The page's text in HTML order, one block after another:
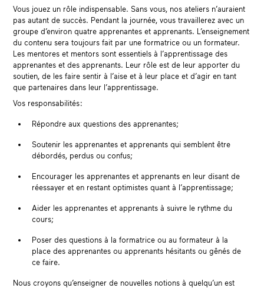
Vous jouez un rôle indispensable. Sans vous, nos ateliers n’auraient
pas autant de succès. Pendant la journée, vous travaillerez avec un
groupe d’environ quatre apprenantes et apprenants. L’enseignement
du contenu sera toujours fait par une formatrice ou un formateur.
Les mentores et mentors sont essentiels à l’apprentissage des
apprenantes et des apprenants. Leur rôle est de leur apporter du
soutien, de les faire sentir à l’aise et à leur place et d’agir en tant
que partenaires dans leur l’apprentissage.
Vos responsabilités :
Répondre aux questions des apprenantes;
Soutenir les apprenantes et apprenants qui semblent être
débordés, perdus ou confus;
Encourager les apprenantes et apprenants en leur disant de
réessayer et en restant optimistes quant à l’apprentissage;
Aider les apprenantes et apprenants à suivre le rythme du
cours;
Poser des questions à la formatrice ou au formateur à la
place des apprenantes ou apprenants hésitants ou gênés de
ce faire.
Nous croyons qu’enseigner de nouvelles notions à quelqu’un est